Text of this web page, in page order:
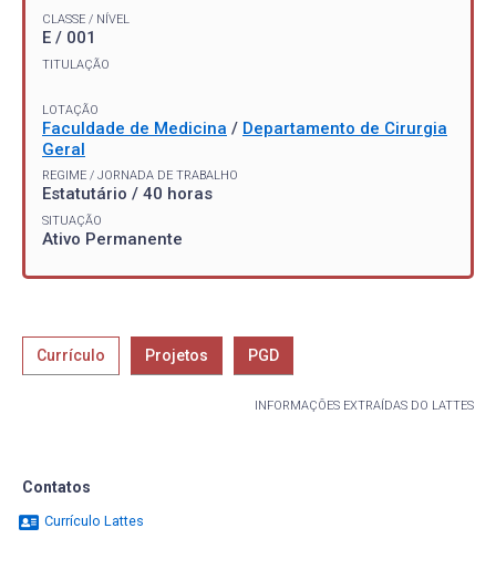
CLASSE / NÍVEL
E / 001
TITULAÇÃO
LOTAÇÃO
Faculdade de Medicina / Departamento de Cirurgia
Geral
REGIME / JORNADA DE TRABALHO
Estatutário / 40 horas
SITUAÇÃO
Ativo Permanente
Currículo Projetos PGD
INFORMAÇÕES EXTRAÍDAS DO LATTES
Contatos
Currículo Lattes